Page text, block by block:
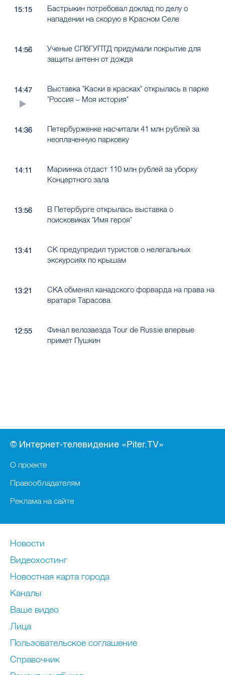
15:15
Бастрыкин потребовал доклад по делу о
нападении на скорую в Красном Селе
14:56
Ученые СПбГУПТД придумали покрытие для
защиты антенн от дождя
14:47
Выставка "Каски в красках" открылась в парке
"Россия – Моя история"
14:36
Петербурженке насчитали 41 млн рублей за
неоплаченную парковку
14:11
Мариинка отдаст 110 млн рублей за уборку
Концертного зала
13:56
В Петербурге открылась выставка о
поисковиках "Имя героя"
13:41
СК предупредил туристов о нелегальных
экскурсиях по крышам
13:21
СКА обменял канадского форварда на права на
вратаря Тарасова
12:55
Финал велозаезда Tour de Russie впервые
примет Пушкин
© Интернет-телевидение «Piter.TV»
О проекте
Правообладателям
Реклама на сайте
Новости
Видеохостинг
Новостная карта города
Каналы
Ваше видео
Лица
Пользовательское соглашение
Справочник